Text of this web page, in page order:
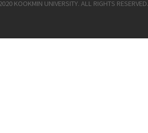
KOOKMIN UNIVERSITY. ALL RIGHTS RESERVED.